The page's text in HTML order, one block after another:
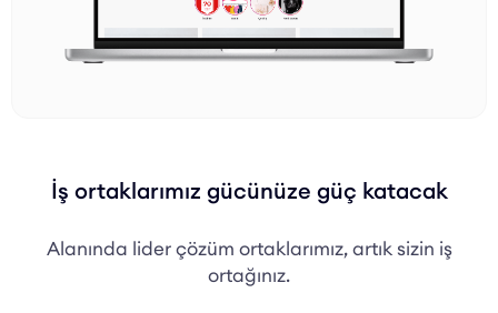
İş ortaklarımız gücünüze güç katacak
Alanında lider çözüm ortaklarımız, artık sizin iş
ortağınız.